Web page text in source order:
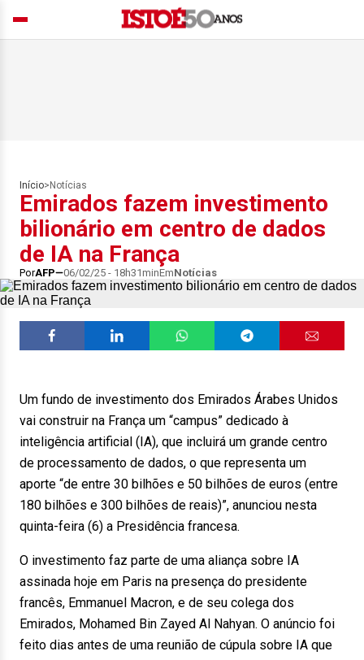
Início> Notícias
Emirados fazem investimento
bilionário em centro de dados
de IA na França
PorAFP 06/02/25 - 18h31minEmNotícias
Um fundo de investimento dos Emirados Árabes Unidos
vai construir na França um “campus” dedicado à
inteligência artificial (IA), que incluirá um grande centro
de processamento de dados, o que representa um
aporte “de entre 30 bilhões e 50 bilhões de euros (entre
180 bilhões e 300 bilhões de reais)”, anunciou nesta
quinta-feira (6) a Presidência francesa.
O investimento faz parte de uma aliança sobre IA
assinada hoje em Paris na presença do presidente
francês, Emmanuel Macron, e de seu colega dos
Emirados, Mohamed Bin Zayed Al Nahyan. O anúncio foi
feito dias antes de uma reunião de cúpula sobre IA que